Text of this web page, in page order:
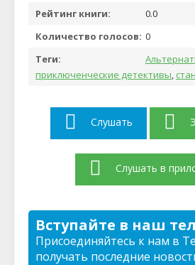
Рейтинг книги:
0.0
Количество голосов: 0
Теги:
приключенческие детективы,
Слушать
Слушать в
Вступайте в наш
Присоединяйтесь к нам в
получать последние